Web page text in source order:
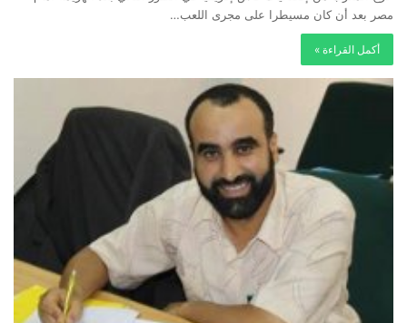
مصر بعد أن كان مسيطرا على مجرى اللعب…
أكمل القراءة »